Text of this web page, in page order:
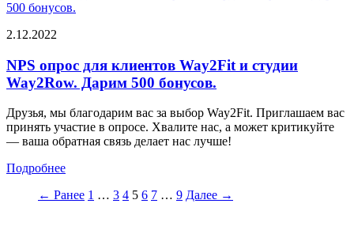
2.12.2022
NPS опрос для клиентов Way2Fit и студии
Way2Row. Дарим 500 бонусов.
Друзья, мы благодарим вас за выбор Way2Fit. Приглашаем вас
принять участие в опросе. Хвалите нас, а может критикуйте
— ваша обратная связь делает нас лучше!
Подробнее
← Ранее 1 … 3 4 5 6 7 … 9 Далее →